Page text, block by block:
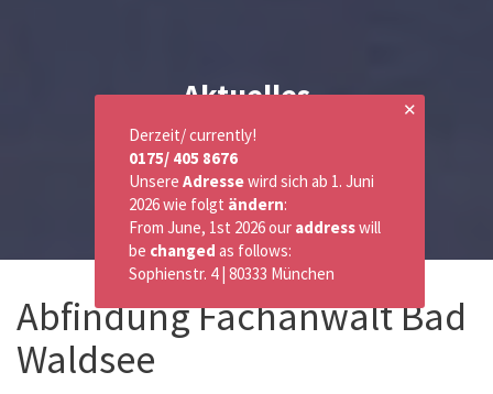
Aktuelles
Abfindung Fachanwalt Bad
Waldsee
✕
Derzeit/ currently!
0175/ 405 8676
Unsere Adressewird sich ab 1. Juni
2026 wie folgt ändern:
From June, 1st 2026 our addresswill
be changed as follows:
Sophienstr. 4 | 80333 München